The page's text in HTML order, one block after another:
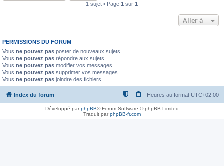
1 sujet • Page 1 sur 1
Aller à
PERMISSIONS DU FORUM
Vous ne pouvez pas poster de nouveaux sujets
Vous ne pouvez pas répondre aux sujets
Vous ne pouvez pas modifier vos messages
Vous ne pouvez pas supprimer vos messages
Vous ne pouvez pas joindre des fichiers
Index du forum Heures au format UTC+02:00
Développé parphpBB® Forum Software © phpBB Limited
Traduit parphpBB-fr.com